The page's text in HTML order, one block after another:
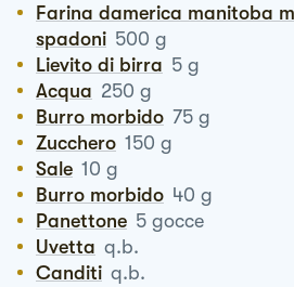
Farina damerica manitoba molino
spadoni 500 g
Lievito di birra 5 g
Acqua 250 g
Burro morbido 75 g
Zucchero 150 g
Sale 10 g
Burro morbido 40 g
Panettone 5 gocce
Uvetta q.b.
Canditi q.b.